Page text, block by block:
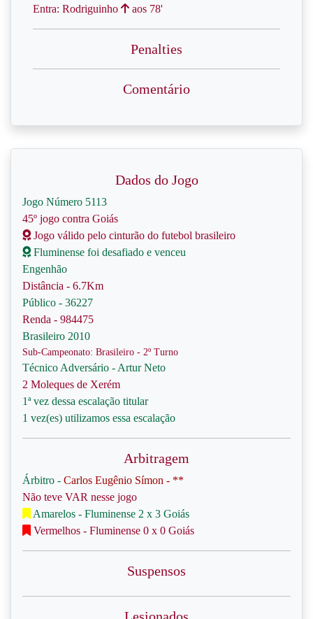
Entra: Rodriguinho
aos 78'
Penalties
Comentário
Dados do Jogo
Jogo Número 5113
45º jogo contra Goiás
Jogo válido pelo cinturão do futebol brasileiro
Fluminense foi desafiado e venceu
Engenhão
Distância - 6.7Km
Público - 36227
Renda - 984475
Brasileiro 2010
Sub-Campeonato: Brasileiro - 2º Turno
Técnico Adversário - Artur Neto
2 Moleques de Xerém
1ª vez dessa escalação titular
1 vez(es) utilizamos essa escalação
Arbitragem
Árbitro - Carlos Eugênio Símon - **
Não teve VAR nesse jogo
Amarelos - Fluminense 2 x 3 Goiás
Vermelhos - Fluminense 0 x 0 Goiás
Suspensos